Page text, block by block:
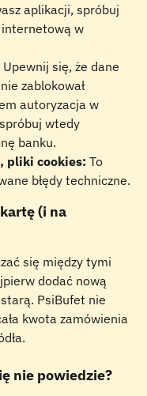
aplikacji, spróbuj
w
Upewnij się, że dane
zablokował
autoryzacja w
wtedy
banku.
pliki cookies: To
błędy techniczne.
(i na
się między tymi
dodać nową
PsiBufet nie
kwota zamówienia
nie powiedzie?